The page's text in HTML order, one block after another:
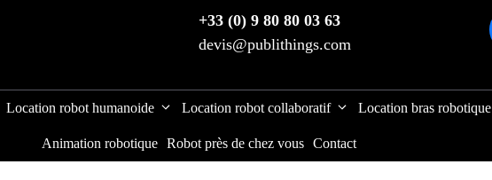
+33 (0) 9 80 80 03 63
devis@publithings.com
Location robot humanoide Location robot collaboratif Location bras robotique
Animation robotique Robot près de chez vous Contact